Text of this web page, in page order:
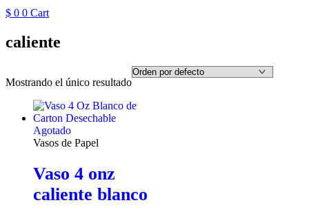
$ 0 0 Cart
caliente
Mostrando el único resultado
Agotado
Vasos de Papel
Vaso 4 onz
caliente blanco